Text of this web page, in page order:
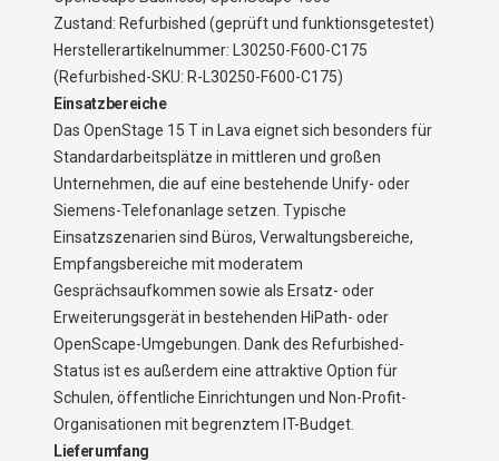
Zustand: Refurbished (geprüft und funktionsgetestet)
Herstellerartikelnummer: L30250-F600-C175
(Refurbished-SKU: R-L30250-F600-C175)
Einsatzbereiche
Das OpenStage 15 T in Lava eignet sich besonders für
Standardarbeitsplätze in mittleren und großen
Unternehmen, die auf eine bestehende Unify- oder
Siemens-Telefonanlage setzen. Typische
Einsatzszenarien sind Büros, Verwaltungsbereiche,
Empfangsbereiche mit moderatem
Gesprächsaufkommen sowie als Ersatz- oder
Erweiterungsgerät in bestehenden HiPath- oder
OpenScape-Umgebungen. Dank des Refurbished-
Status ist es außerdem eine attraktive Option für
Schulen, öffentliche Einrichtungen und Non-Profit-
Organisationen mit begrenztem IT-Budget.
Lieferumfang